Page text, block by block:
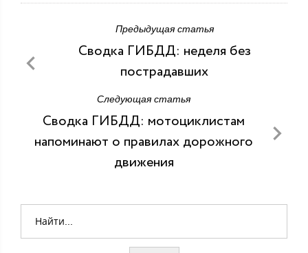
Предыдущая статья
Сводка ГИБДД: неделя без
пострадавших
Следующая статья
Сводка ГИБДД: мотоциклистам
напоминают о правилах дорожного
движения